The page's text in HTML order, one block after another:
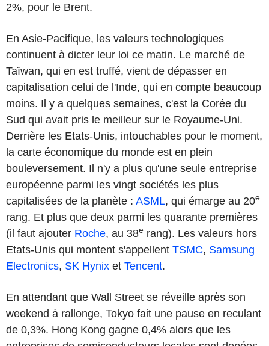
2%, pour le Brent.
En Asie-Pacifique, les valeurs technologiques
continuent à dicter leur loi ce matin. Le marché de
Taïwan, qui en est truffé, vient de dépasser en
capitalisation celui de l'Inde, qui en compte beaucoup
moins. Il y a quelques semaines, c'est la Corée du
Sud qui avait pris le meilleur sur le Royaume-Uni.
Derrière les Etats-Unis, intouchables pour le moment,
la carte économique du monde est en plein
bouleversement. Il n'y a plus qu'une seule entreprise
européenne parmi les vingt sociétés les plus
capitalisées de la planète : ASML, qui émarge au 20e
rang. Et plus que deux parmi les quarante premières
(il faut ajouter Roche, au 38e rang). Les valeurs hors
Etats-Unis qui montent s'appellent TSMC, Samsung
Electronics, SK Hynix et Tencent.
En attendant que Wall Street se réveille après son
weekend à rallonge, Tokyo fait une pause en reculant
de 0,3%. Hong Kong gagne 0,4% alors que les